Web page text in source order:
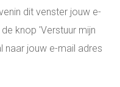
dit venster jouw e-
knop 'Verstuur mijn
jouw e-mail adres